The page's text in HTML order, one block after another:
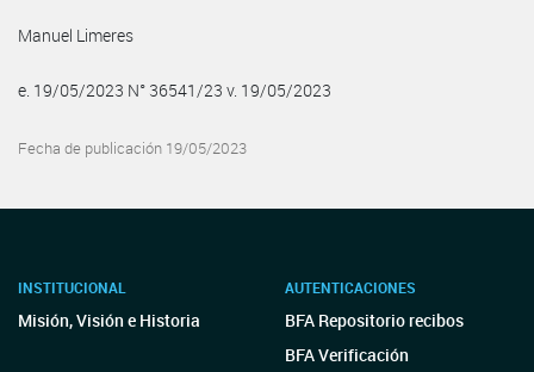
Manuel Limeres
e. 19/05/2023 N° 36541/23 v. 19/05/2023
Fecha de publicación 19/05/2023
INSTITUCIONAL
Misión, Visión e Historia
AUTENTICACIONES
BFA Repositorio recibos
BFA Verificación